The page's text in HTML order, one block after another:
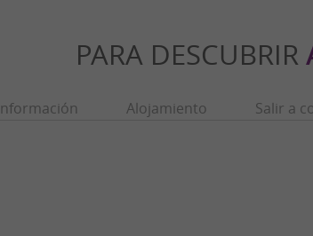
PARA DESCUBRIR
Alojamiento Salir a